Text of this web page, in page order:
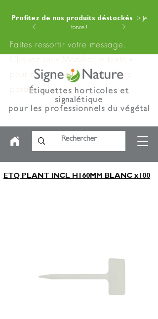
Profitez de nos produits déstockés
> Je
fonce !
Faites ressortir votre message.
Cliquez sur « Modifier le texte »
pour ajouter votre contenu à ce
paragraphe.
Étiquettes horticoles et
signalétique
pour les professionnels du végétal
ETQ PLANT INCL H160MM BLANC x100